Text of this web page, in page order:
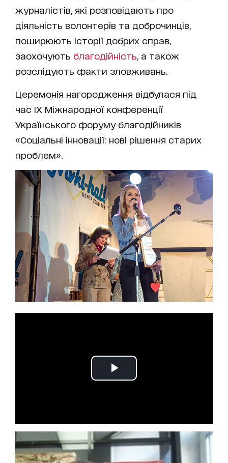
журналістів, які розповідають про
діяльність волонтерів та доброчинців,
поширюють історії добрих справ,
заохочують благодійність , а також
розслідують факти зловживань.
Церемонія нагородження відбулася під
час IX Міжнародної конференції
Українського форуму благодійників
«Соціальні інновації: нові рішення старих
проблем».